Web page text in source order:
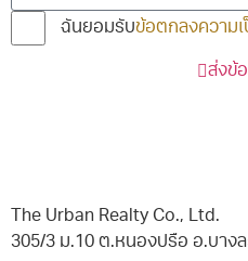
ฉันยอมรับข้อตกลงความ
ส่งข้
The Urban Realty Co., Ltd.
305/3 ม.10 ต.หนองปรือ อ.บาง